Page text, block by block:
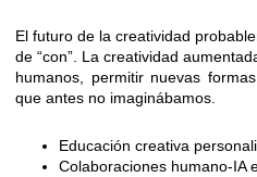
El futuro de la creatividad
de “con”. La creatividad
humanos, permitir nuevas
que antes no imaginábamos.
Educación creativa
Colaboraciones humano-IA